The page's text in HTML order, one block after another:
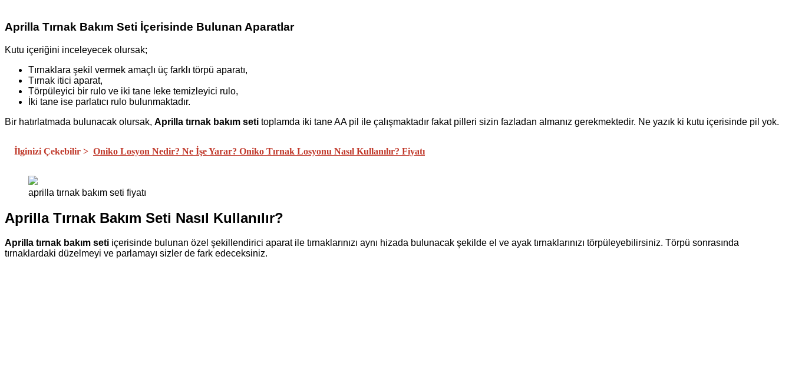
Aprilla Tırnak Bakım Seti İçerisinde Bulunan Aparatlar
Kutu içeriğini inceleyecek olursak;
Tırnaklara şekil vermek amaçlı üç farklı törpü aparatı,
Tırnak itici aparat,
Törpüleyici bir rulo ve iki tane leke temizleyici rulo,
İki tane ise parlatıcı rulo bulunmaktadır.
Bir hatırlatmada bulunacak olursak, Aprilla tırnak bakım seti toplamda iki tane AA pil ile çalışmaktadır fakat pilleri sizin fazladan almanız gerekmektedir. Ne yazık ki kutu içerisinde pil yok.
İlginizi Çekebilir > Oniko Losyon Nedir? Ne İşe Yarar? Oniko Tırnak Losyonu Nasıl Kullanılır? Fiyatı
aprilla tırnak bakım seti fiyatı
Aprilla Tırnak Bakım Seti Nasıl Kullanılır?
Aprilla tırnak bakım seti içerisinde bulunan özel şekillendirici aparat ile tırnaklarınızı aynı hizada bulunacak şekilde el ve ayak tırnaklarınızı törpüleyebilirsiniz. Törpü sonrasında
tırnaklardaki düzelmeyi ve parlamayı sizler de fark edeceksiniz.